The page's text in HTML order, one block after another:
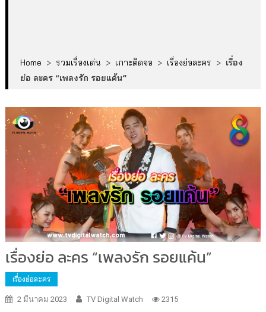
Home > รวมเรื่องเด่น > เกาะติดจอ > เรื่องย่อละคร > เรื่อง
ย่อ ละคร “เพลงรัก รอยแค้น”
เรื่องย่อ ละคร “เพลงรัก รอยแค้น”
เรื่องย่อละคร
2 มีนาคม 2023 TV Digital Watch 2315